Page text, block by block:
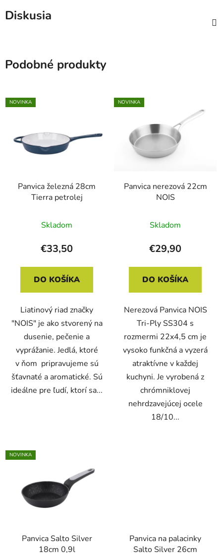
Diskusia
Podobné produkty
NOVINKA
Panvica železná 28cm
Tierra petrolej
Skladom
€33,50
DO KOŠÍKA
Liatinový riad značky
"NOIS" je ako stvorený na
dusenie, pečenie a
vyprážanie. Jedlá, ktoré
v ňom pripravujeme sú
šťavnaté a aromatické. Sú
ideálne pre ľudí, ktorí sa...
NOVINKA
Panvica nerezová 22cm
NOIS
Skladom
€29,90
DO KOŠÍKA
Nerezová Panvica NOIS
Tri-Ply SS304 s
rozmermi 22x4,5 cm je
vysoko funkčná a vyzerá
atraktívne v každej
kuchyni. Je vyrobená z
chrómniklovej
nehrdzavejúcej ocele
18/10...
NOVINKA
Panvica Salto Silver
18cm 0,9l
Panvica na palacinky
Salto Silver 26cm